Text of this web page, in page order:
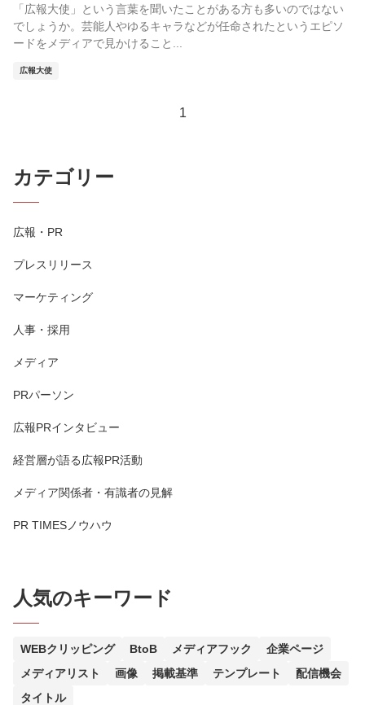
「広報大使」という言葉を聞いたことがある方も多いのではない
でしょうか。芸能人やゆるキャラなどが任命されたというエピソ
ードをメディアで見かけること...
広報大使
1
カテゴリー
広報・PR
プレスリリース
マーケティング
人事・採用
メディア
PRパーソン
広報PRインタビュー
経営層が語る広報PR活動
メディア関係者・有識者の見解
PR TIMESノウハウ
人気のキーワード
WEBクリッピング BtoB メディアフック
企業ページ
メディアリスト
画像 掲載基準 テンプレート
配信機会
タイトル